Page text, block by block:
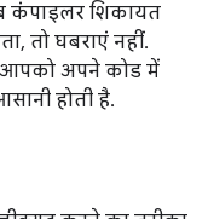
कंपाइलर शिकायत
तो घबराएं नहीं.
आपको अपने कोड में
होती है.